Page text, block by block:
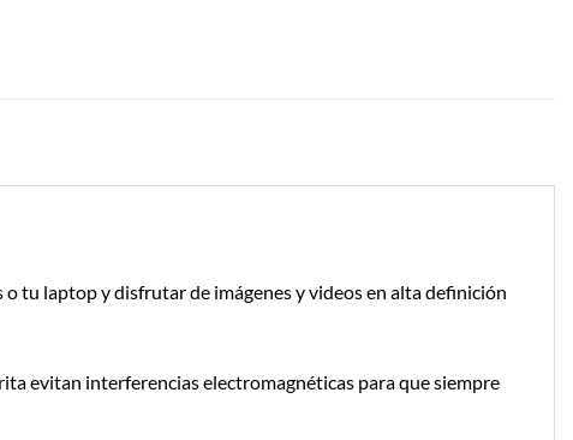
tu laptop y disfrutar de imágenes y videos en alta definición
evitan interferencias electromagnéticas para que siempre